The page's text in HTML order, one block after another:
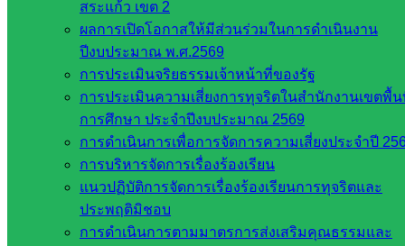
สระแก้ว เขต 2
ผลการเปิดโอกาสให้มีส่วนร่วมในการดำเนินงาน
ปีงบประมาณ พ.ศ.2569
การประเมินจริยธรรมเจ้าหน้าที่ของรัฐ
การประเมินความเสี่ยงการทุจริตในสำนักงานเขตพื้
การศึกษา ประจำปีงบประมาณ 2569
การดำเนินการเพื่อการจัดการความเสี่ยงประจำปี
การบริหารจัดการเรื่องร้องเรียน
แนวปฏิบัติการจัดการเรื่องร้องเรียนการทุจริตและ
ประพฤติมิชอบ
การดำเนินการตามมาตรการส่งเสริมคุณธรรมและ
อาชีวศึกษา
สำนักงาน
กรรมการ
การศึกษา
ขั้นพื้น
ฐาน
รายชื่อ
มหาวิทยาลัย
ประเทศไทย